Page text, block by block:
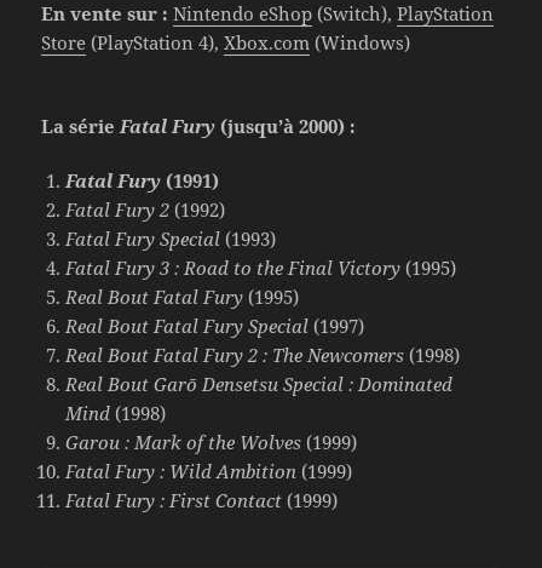
En vente sur : Nintendo eShop (Switch),PlayStation
Store (PlayStation 4),Xbox.com (Windows)
La sérieFatal Fury (jusqu’à 2000) :
Fatal Fury (1991)
Fatal Fury 2 (1992)
Fatal Fury Special (1993)
Fatal Fury 3 : Road to the Final Victory (1995)
Real Bout Fatal Fury (1995)
Real Bout Fatal Fury Special (1997)
Real Bout Fatal Fury 2 : The Newcomers (1998)
Real Bout Garō Densetsu Special : Dominated
Mind (1998)
Garou : Mark of the Wolves (1999)
Fatal Fury : Wild Ambition (1999)
Fatal Fury : First Contact (1999)